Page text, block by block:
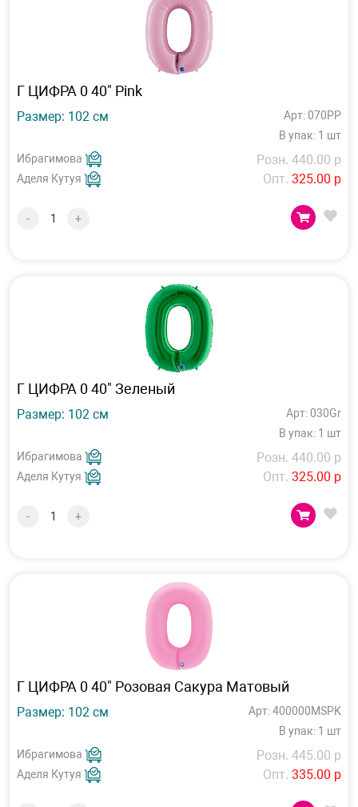
Г ЦИФРА 0 40" Pink
Размер: 102 см
Арт: 070PP
В упак: 1 шт
Ибрагимова
Аделя Кутуя
Розн. 440.00 р
Опт. 325.00 р
- +
Г ЦИФРА 0 40" Зеленый
Размер: 102 см
Арт: 030Gr
В упак: 1 шт
Ибрагимова
Аделя Кутуя
Розн. 440.00 р
Опт. 325.00 р
- +
Г ЦИФРА 0 40" Розовая Сакура Матовый
Размер: 102 см
Арт: 400000MSPK
В упак: 1 шт
Ибрагимова
Аделя Кутуя
Розн. 445.00 р
Опт. 335.00 р